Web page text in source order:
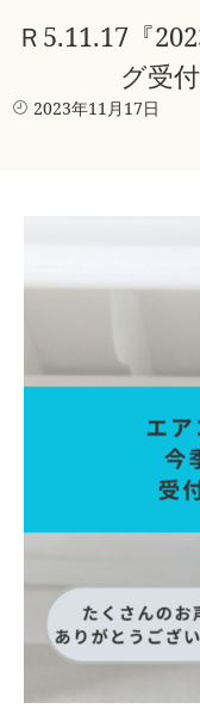
Ｒ5.11.17『
グ受
2023年11月17日